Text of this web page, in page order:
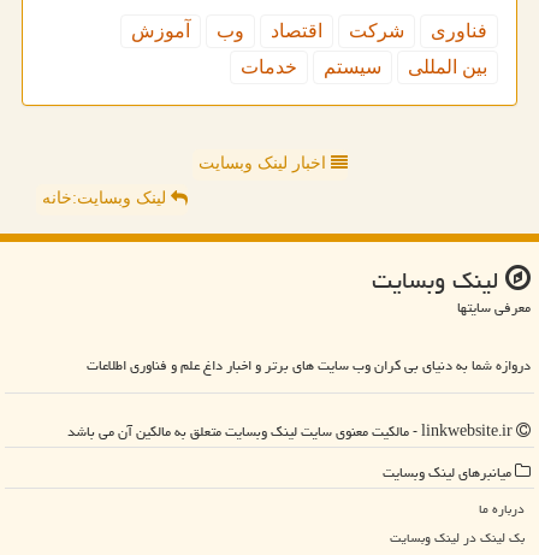
فناوری شركت اقتصاد وب
آموزش
بین المللی
سیستم خدمات
اخبار لینک وبسایت
لینک وبسایت:خانه
لینك وبسایت
معرفی سایتها
دروازه شما به دنیای بی کران وب سایت های برتر و اخبار داغ علم و فناوری اطلاعات
میانبرهای لینك وبسایت
درباره ما
بک لینک در لینك وبسایت